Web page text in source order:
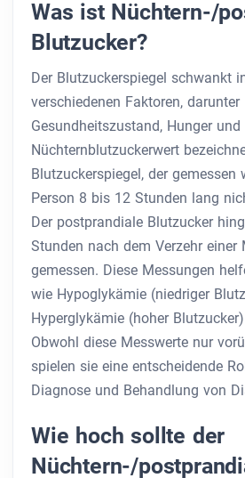
Was ist Nüchtern-/
Blutzucker?
Der Blutzuckerspiegel schwankt
verschiedenen Faktoren, darunter
Gesundheitszustand, Hunger
Nüchternblutzuckerwert
Blutzuckerspiegel, der gemessen
Person 8 bis 12 Stunden lang
Der postprandiale Blutzucker
Stunden nach dem Verzehr einer
gemessen. Diese Messungen
wie Hypoglykämie (niedriger
Hyperglykämie (hoher
Obwohl diese Messwerte nur
spielen sie eine entscheidende
Diagnose und Behandlung von
Wie hoch sollte der
Nüchtern-/